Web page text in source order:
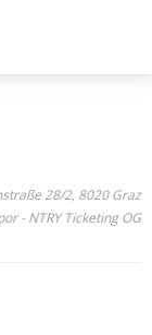
28/2, 8020 Graz
- NTRY Ticketing OG